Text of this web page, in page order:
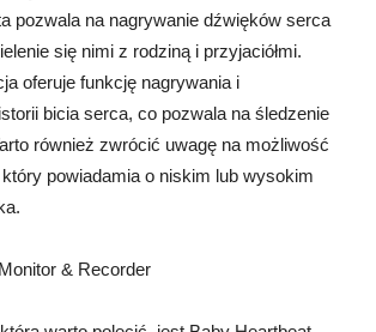
pozwala na nagrywanie dźwięków serca
się nimi z rodziną i przyjaciółmi.
oferuje funkcję nagrywania i
bicia serca, co pozwala na śledzenie
również zwrócić uwagę na możliwość
powiadamia o niskim lub wysokim
& Recorder